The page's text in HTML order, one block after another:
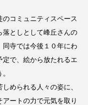
コミュニティスペース
落としとして峰丘さんの
寺では今後１０年にわ
で、絵から放たれるエ
められる人々の姿に、
ートの力で元気を取り